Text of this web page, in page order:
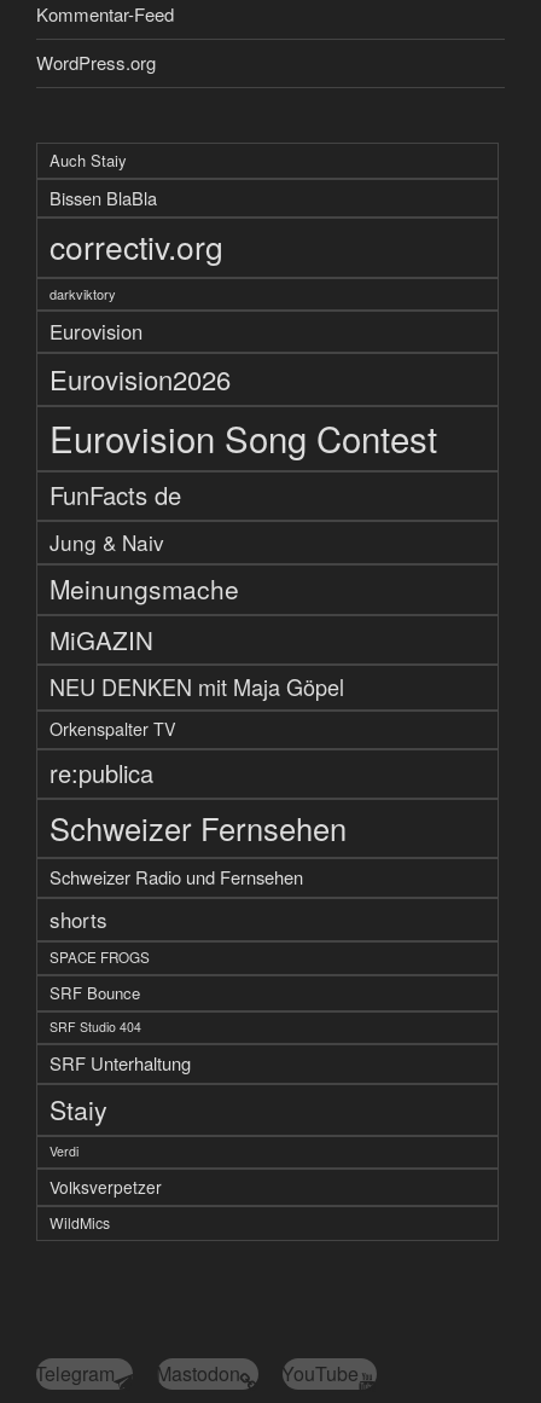
Kommentar-Feed
WordPress.org
Auch Staiy
Bissen BlaBla
correctiv.org
darkviktory
Eurovision
Eurovision2026
Eurovision Song Contest
FunFacts de
Jung & Naiv
Meinungsmache
MiGAZIN
NEU DENKEN mit Maja Göpel
Orkenspalter TV
re:publica
Schweizer Fernsehen
Schweizer Radio und Fernsehen
shorts
SPACE FROGS
SRF Bounce
SRF Studio 404
SRF Unterhaltung
Staiy
Verdi
Volksverpetzer
WildMics
Telegram Mastodon YouTube